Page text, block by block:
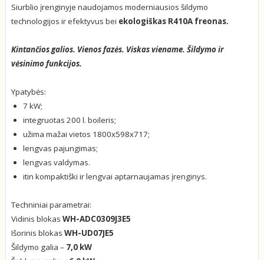
Siurblio įrenginyje naudojamos moderniausios šildymo
technologijos ir efektyvus bei ekologiškas R410A freonas.
Kintančios galios. Vienos fazės. Viskas viename. Šildymo ir
vėsinimo funkcijos.
Ypatybės:
7 kW;
integruotas 200 l. boileris;
užima mažai vietos 1800x598x717;
lengvas pajungimas;
lengvas valdymas.
itin kompaktiški ir lengvai aptarnaujamas įrenginys.
Techniniai parametrai:
Vidinis blokas WH-ADC0309J3E5
Išorinis blokas WH-UD07JE5
Šildymo galia – 7,0 kW